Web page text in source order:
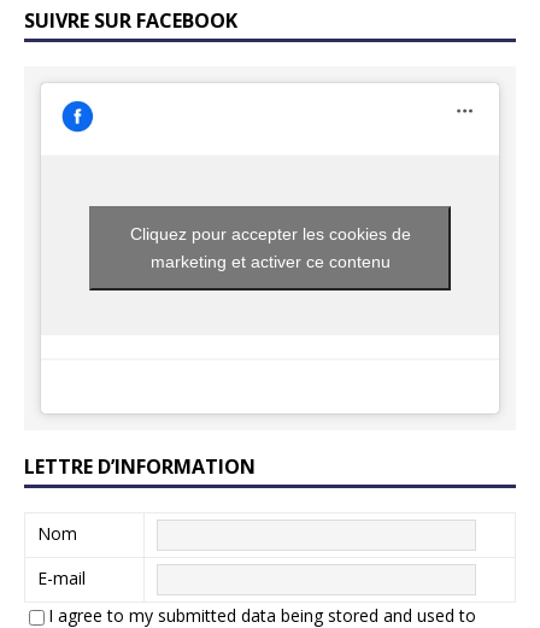
SUIVRE SUR FACEBOOK
Cliquez pour accepter les cookies de
marketing et activer ce contenu
LETTRE D’INFORMATION
Nom
E-mail
I agree to my submitted data being stored and used to